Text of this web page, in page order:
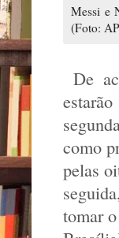
Messi e
(Foto:
De
como
pelas
tomar